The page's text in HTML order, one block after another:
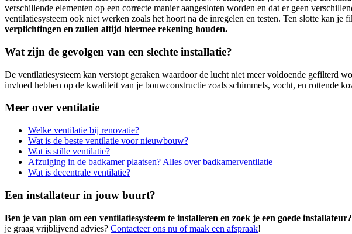
verschillende elementen op een correcte manier aangesloten worden en dat er geen
ventilatiesysteem ook niet werken zoals het hoort na de inregelen en testen. Ten slotte kan
verplichtingen en zullen altijd hiermee rekening houden.
Wat zijn de gevolgen van een slechte installatie?
De ventilatiesysteem kan verstopt geraken waardoor de lucht niet meer voldoende gefilterd
invloed hebben op de kwaliteit van je bouwconstructie zoals schimmels, vocht, en rottende
Meer over ventilatie
Welke ventilatie bij renovatie?
Wat is de beste ventilatie voor nieuwbouw?
Wat is stille ventilatie?
Afzuiging in de badkamer plaatsen? Alles over badkamerventilatie
Wat is decentrale ventilatie?
Een installateur in jouw buurt?
Ben je van plan om een ventilatiesysteem te installeren en zoek je een goede installateur?
je graag vrijblijvend advies? Contacteer ons nu of maak een afspraak!